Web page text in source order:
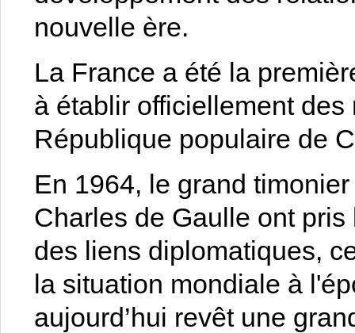
nouvelle ère.
La France a été la
à établir officiellement
République populaire de
En 1964, le grand
Charles de Gaulle ont
des liens diplomatiques,
la situation mondiale à
aujourd’hui revêt une